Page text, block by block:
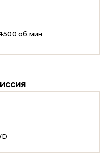
об.мин